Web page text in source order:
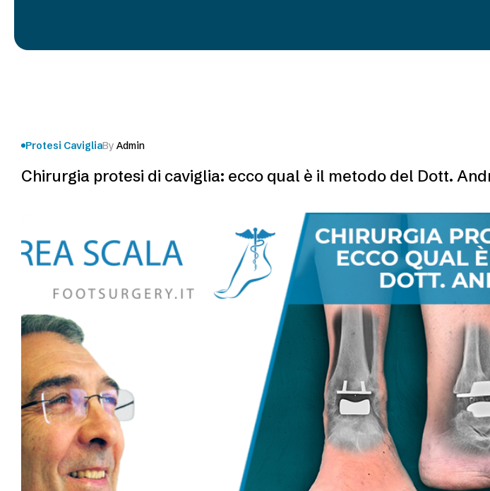
Protesi CavigliaBy Admin
Chirurgia protesi di caviglia: ecco qual è il metodo del Dott.